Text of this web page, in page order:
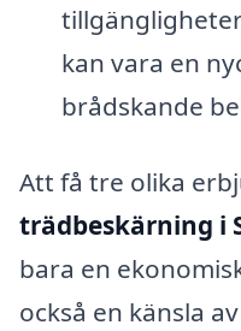
kan vara en
brådskande
Att få tre olika
trädbeskärning i
bara en
också en känsla